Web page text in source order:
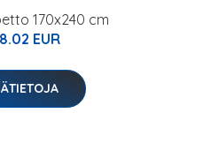
170x240 cm
EUR